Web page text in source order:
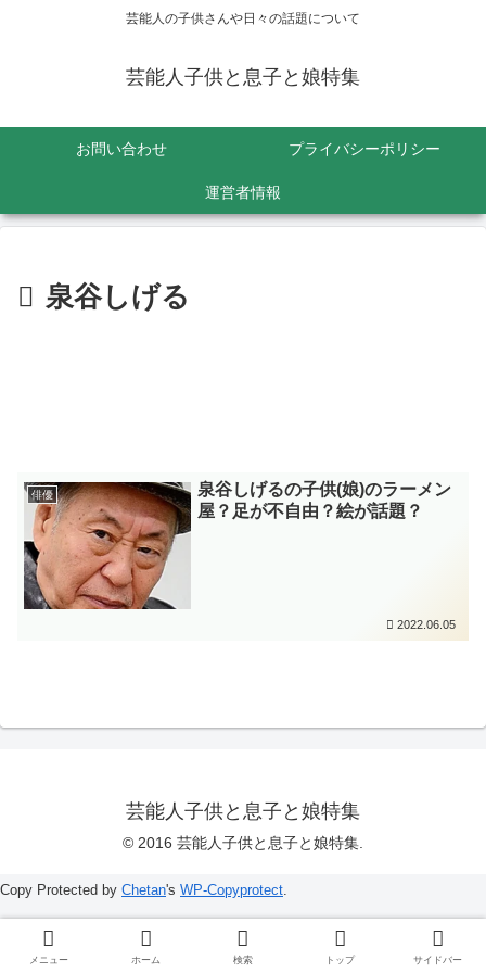
芸能人の子供さんや日々の話題について
芸能人子供と息子と娘特集
お問い合わせ プライバシーポリシー
運営者情報
泉谷しげる
俳優
泉谷しげるの子供(娘)のラーメン
屋？足が不自由？絵が話題？
2022.06.05
芸能人子供と息子と娘特集
© 2016 芸能人子供と息子と娘特集.
メニュー ホーム 検索 トップ サイドバー
Copy Protected by Chetan's WP-Copyprotect